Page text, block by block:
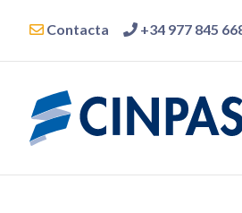
Contacta +34 977 845